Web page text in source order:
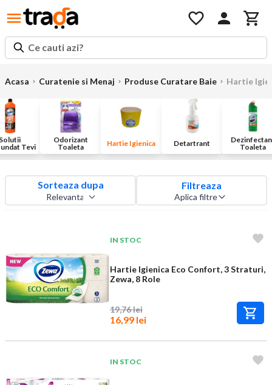
Ce cauti azi?
Acasa Curatenie si Menaj Produse Curatare Baie Hartie
Tevi
Odorizant
Toaleta
Hartie Igienica Detartrant
Toaleta
Sorteaza dupa Filtreaza
Aplica filtre
IN STOC
Hartie Igienica Eco Confort, 3 Straturi,
Zewa, 8 Role
19,76 lei
16,99 lei
IN STOC